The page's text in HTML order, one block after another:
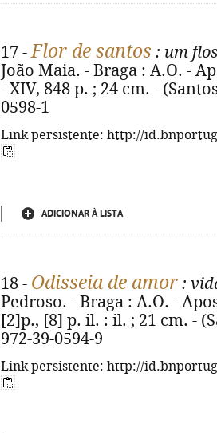
17 -Flor de santos : um
João Maia. - Braga : A.O. -
- XIV, 848 p. ; 24 cm. -
0598-1
Link persistente: http://
ADICIONAR À LISTA
18 - Odisseia de amor :
Pedroso. - Braga : A.O. -
[2]p., [8] p. il. : il. ; 21 cm. -
972-39-0594-9
Link persistente: http://